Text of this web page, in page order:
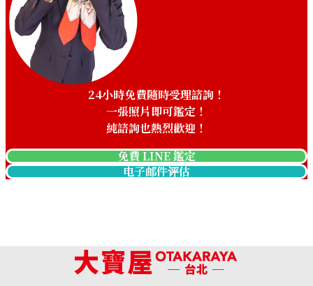
24小時免費隨時受理諮詢！
一張照片即可鑑定！
純諮詢也熱烈歡迎！
免費 LINE 鑑定
电子邮件评估